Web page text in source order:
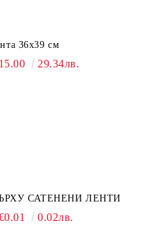
36х39 см
29.34лв.
САТЕНЕНИ ЛЕНТИ
0.02лв.